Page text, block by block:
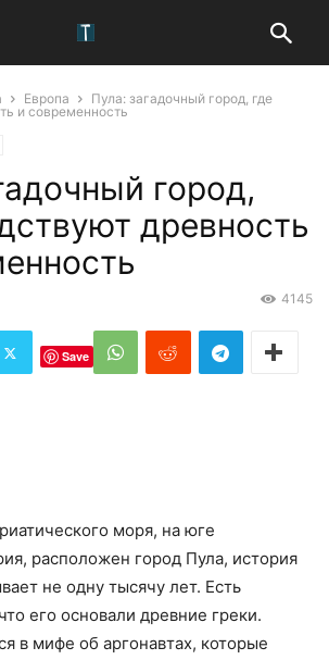
Европа
Пула: загадочный город, где
и современность
город,
древность
4145
Save
моря, на юге
расположен город Пула, история
не одну тысячу лет. Есть
его основали древние греки.
в мифе об аргонавтах, которые